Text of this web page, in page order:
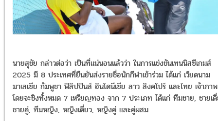
นายสุชัย กล่าวต่อว่า เป็นที่แน่นอนแล้วว่า ในการแข่งขันเทนนิสซีเกมส์
2025 มี 8 ประเทศที่ยืนยันส่งรายชื่อนักกีฬาเข้าร่วม ได้แก่ เวียดนาม
มาเลเซีย กัมพูชา ฟิลิปปินส์ อินโดนีเซีย ลาว สิงคโปร์ และไทย เจ้าภาพ
โดยจะชิงทั้งหมด 7 เหรียญทอง จาก 7 ประเภท ได้แก่ ทีมชาย, ชายเ
ชายคู่, ทีมหญิง, หญิงเดี่ยว, หญิงคู่ และคู่ผสม